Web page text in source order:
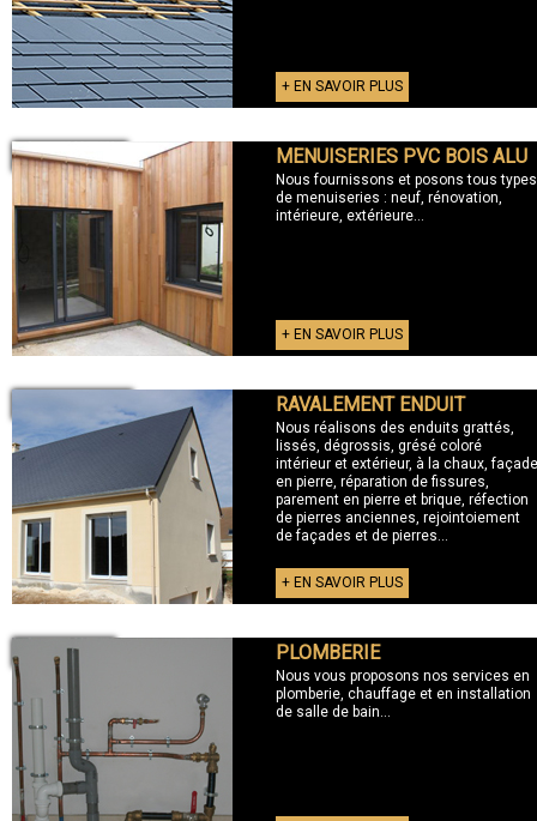
+ EN SAVOIR PLUS
+ MENUISERIES MENUISERIES PVC BOIS ALU
Nous fournissons et posons tous types
de menuiseries : neuf, rénovation,
intérieure, extérieure...
+ EN SAVOIR PLUS
RAVALEMENT ENDUIT
Nous réalisons des enduits grattés,
lissés, dégrossis, grésé coloré
intérieur et extérieur, à la chaux, façade
en pierre, réparation de fissures,
parement en pierre et brique, réfection
de pierres anciennes, rejointoiement
de façades et de pierres...
+ EN SAVOIR PLUS
+ PLOMBERIE PLOMBERIE
Nous vous proposons nos services en
plomberie, chauffage et en installation
de salle de bain...